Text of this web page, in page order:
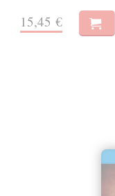
15,45 €